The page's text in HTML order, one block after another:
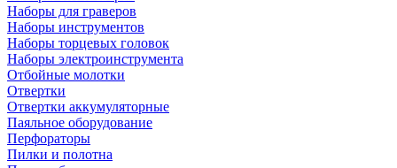
Наборы для граверов
Наборы инструментов
Наборы торцевых головок
Наборы электроинструмента
Отбойные молотки
Отвертки
Отвертки аккумуляторные
Паяльное оборудование
Перфораторы
Пилки и полотна